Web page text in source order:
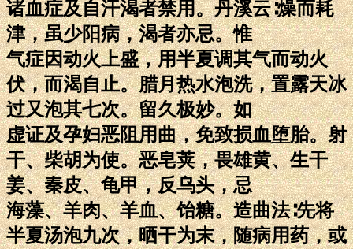
诸血症及自汗渴者禁用。丹溪云∶燥而耗
津，虽少阳病，渴者亦忌。惟
气症因动火上盛，用半夏调其气而动火
伏，而渴自止。腊月热水泡洗，置露天冰
过又泡其七次。留久极妙。如
虚证及孕妇恶阻用曲，免致损血堕胎。射
干、柴胡为使。恶皂荚，畏雄黄、生干
姜、秦皮、龟甲，反乌头，忌
海藻、羊肉、羊血、饴糖。造曲法∶先将
半夏汤泡九次，晒干为末，随病用药，或